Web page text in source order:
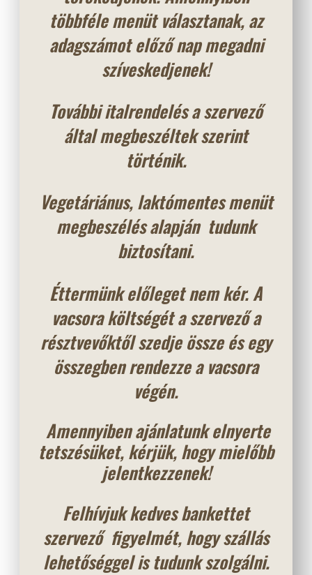
többféle menüt választanak, az
adagszámot előző nap megadni
szíveskedjenek!
További italrendelés a szervező
által megbeszéltek szerint
történik.
Vegetáriánus, laktómentes menüt
megbeszélés alapján tudunk
biztosítani.
Éttermünk előleget nem kér. A
vacsora költségét a szervező a
résztvevőktől szedje össze és egy
összegben rendezze a vacsora
végén.
Amennyiben ajánlatunk elnyerte
tetszésüket, kérjük, hogy mielőbb
jelentkezzenek!
Felhívjuk kedves bankettet
szervező figyelmét, hogy szállás
lehetőséggel is tudunk szolgálni.